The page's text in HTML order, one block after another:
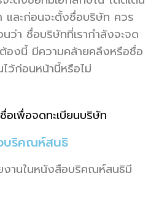
และก่อนจะตั้งชื่อบริษัท ควร
ว่า ชื่อบริษัทที่เรากำลังจะจด
องนี้ มีความคล้ายคลึงหรือชื่อ
ว้ก่อนหน้านี้หรือไม่
บริคณห์สนธิ
งานในหนังสือบริคณห์สนธิมี